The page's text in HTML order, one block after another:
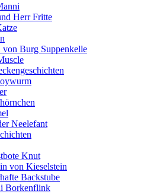
Herr Fritte
Burg Suppenkelle
Neelefant
Knut
von Kieselstein
Backstube
Borkenflink